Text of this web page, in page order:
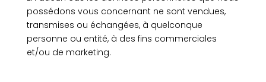
possédons vous concernant ne sont vendues,
transmises ou échangées, à quelconque
personne ou entité, à des fins commerciales
et/ou de marketing.